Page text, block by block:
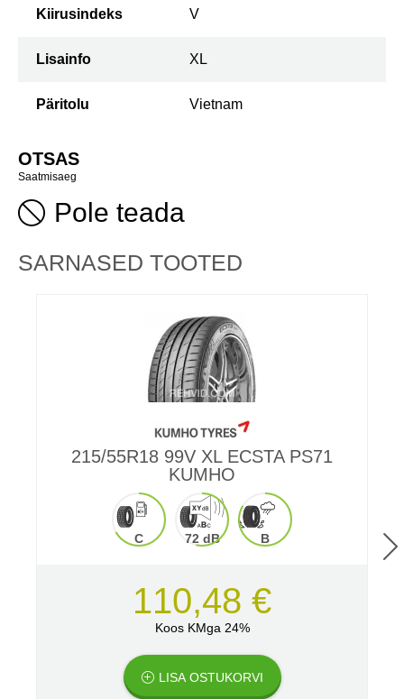
Kiirusindeks V
Lisainfo XL
Päritolu Vietnam
OTSAS
Saatmisaeg
Pole teada
SARNASED TOOTED
215/55R18 99V XL ECSTA PS71
KUMHO
C 72 dB B
110,48 €
Koos KMga 24%
LISA OSTUKORVI